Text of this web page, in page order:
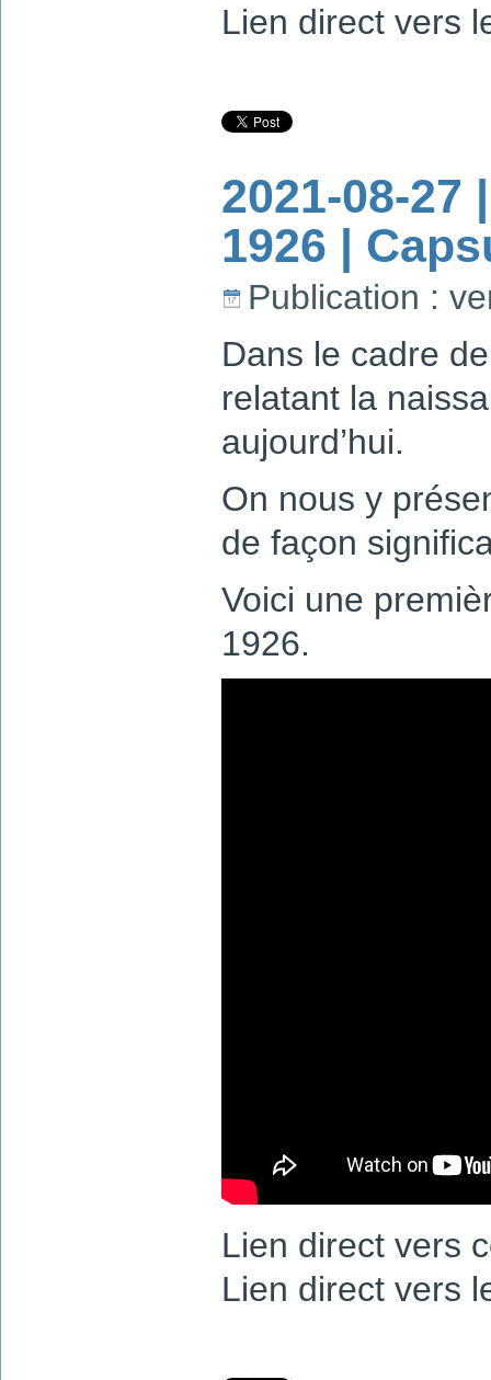
Lien direct vers
2021-08-27
1926 |
Publication :
Dans le cadre
relatant la
aujourd’hui.
On nous y
de façon
Voici une
1926.
Lien direct vers
Lien direct vers